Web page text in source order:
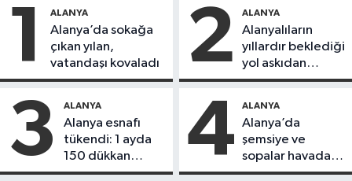
1 ALANYA
Alanya’da sokağa
çıkan yılan,
vatandaşı kovaladı
2 ALANYA
Alanyalıların
yıllardır beklediği
yol askıdan
döndü
3 ALANYA
Alanya esnafı
tükendi: 1 ayda
150 dükkan
kapandı
4 ALANYA
Alanya’da
şemsiye ve
sopalar havada
uçuştu